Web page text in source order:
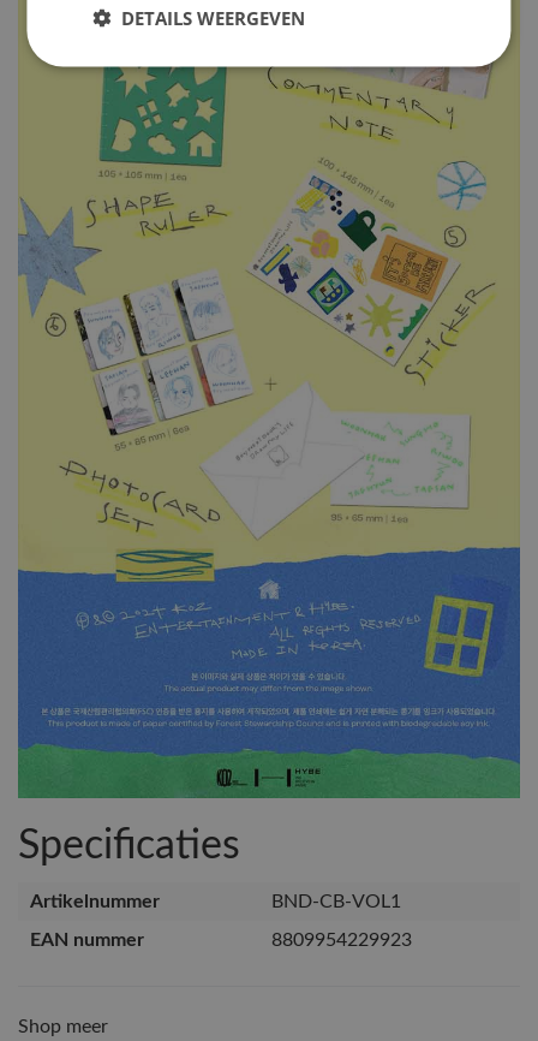
Specificaties
Artikelnummer
BND-CB-VOL1
EAN nummer
8809954229923
Shop meer
DETAILS WEERGEVEN